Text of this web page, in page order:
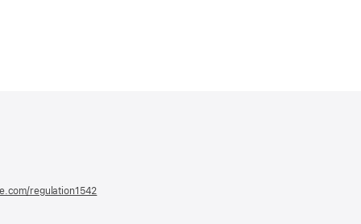
regulation1542